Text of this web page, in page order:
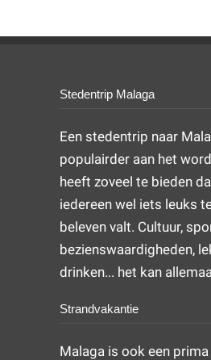
Stedentrip Malaga
Een stedentrip naar
populairder aan het
heeft zoveel te bieden
iedereen wel iets leuks
beleven valt. Cultuur,
bezienswaardigheden,
drinken... het kan
Strandvakantie
Malaga is ook een